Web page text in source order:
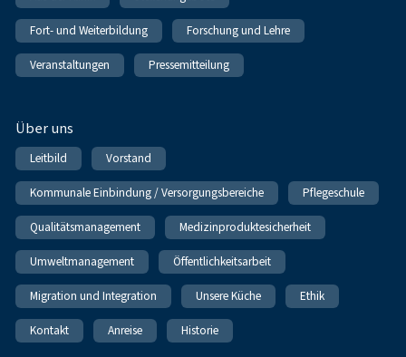
Fort- und Weiterbildung Forschung und Lehre
Veranstaltungen Pressemitteilung
Über uns
Leitbild Vorstand
Kommunale Einbindung / Versorgungsbereiche Pflegeschule
Qualitätsmanagement Medizinproduktesicherheit
Umweltmanagement Öffentlichkeitsarbeit
Migration und Integration Unsere Küche Ethik
Kontakt Anreise Historie